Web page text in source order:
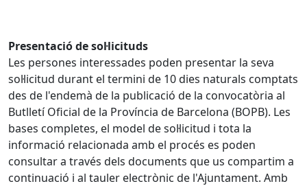
Presentació de sol·licituds
Les persones interessades poden presentar la seva
sol·licitud durant el termini de 10 dies naturals comptats
des de l'endemà de la publicació de la convocatòria al
Butlletí Oficial de la Província de Barcelona (BOPB). Les
bases completes, el model de sol·licitud i tota la
informació relacionada amb el procés es poden
consultar a través dels documents que us compartim a
continuació i al tauler electrònic de l'Ajuntament. Amb